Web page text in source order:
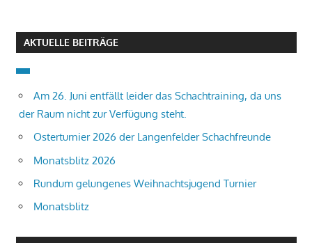
AKTUELLE BEITRÄGE
Am 26. Juni entfällt leider das Schachtraining, da uns
der Raum nicht zur Verfügung steht.
Osterturnier 2026 der Langenfelder Schachfreunde
Monatsblitz 2026
Rundum gelungenes Weihnachtsjugend Turnier
Monatsblitz